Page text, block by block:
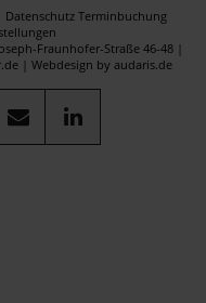
Datenschutz Terminbuchung
Fraunhofer-Straße 46-48 |
| Webdesign by audaris.de